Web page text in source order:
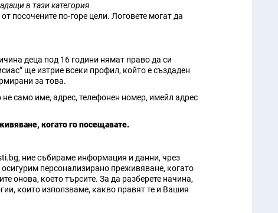
в тази категория
посочените по-горе цели. Логовете могат да
деца под 16 години нямат право да си
ще изтрие всеки профил, който е създаден
за това.
само име, адрес, телефонен номер, имейл адрес
когато го посещавате.
ние събираме информация и данни, чрез
персонализирано преживяване, когато
онова, което търсите. За да разберете начина,
които използваме, какво правят те и Вашия